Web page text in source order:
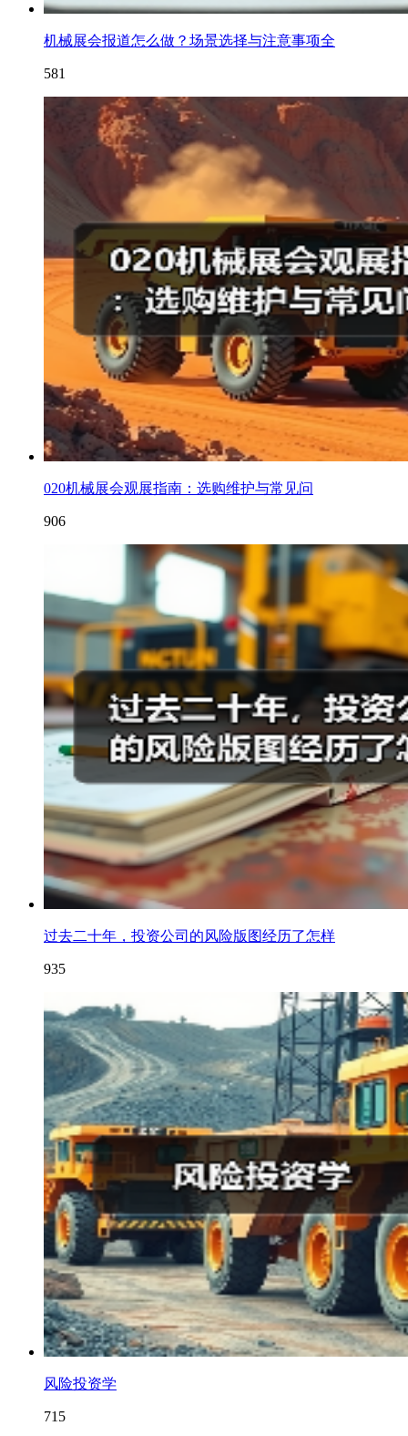
机械展会报道怎么做？场景选择与注意事项全
581
020机械展会观展指南：选购维护与常见问
906
过去二十年，投资公司的风险版图经历了怎样
935
风险投资学
715